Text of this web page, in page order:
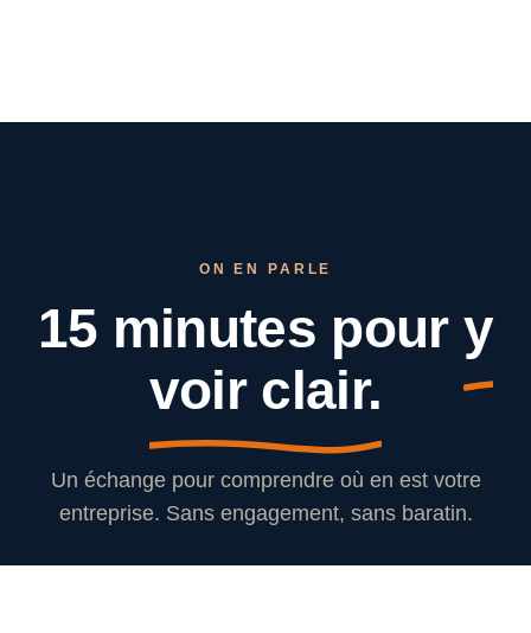
ON EN PARLE
15 minutes pour y
voir clair.
Un échange pour comprendre où en est votre
entreprise. Sans engagement, sans baratin.